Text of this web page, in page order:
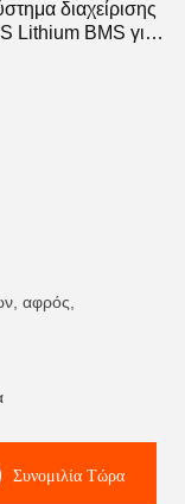
διαχείρισης
Lithium BMS για
αφρός,
Συνομιλία Τώρα